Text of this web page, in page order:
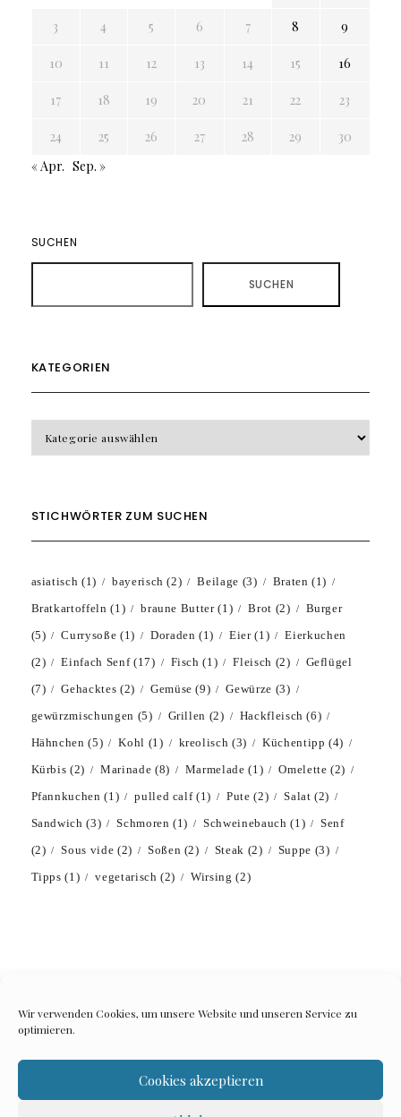
Wir verwenden Cookies, um unsere Website und unseren Service zu
optimieren.
Cookies akzeptieren
3 4 5 6 7 8 9
10 11 12 13 14 15 16
17 18 19 20 21 22 23
24 25 26 27 28 29
30
« Apr. Sep. »
SUCHEN
SUCHEN
KATEGORIEN
STICHWÖRTER ZUM SUCHEN
asiatisch (1) bayerisch (2) Beilage (3) Braten (1)
Bratkartoffeln (1) braune Butter(1) Brot (2)
Burger
(5)
Currysoße (1) Doraden (1) Eier(1)
Eierkuchen
(2)
Einfach Senf(17) Fisch (1) Fleisch (2)
Geflügel
(7)
Gehacktes (2) Gemüse (9) Gewürze (3)
gewürzmischungen (5) Grillen (2) Hackfleisch (6)
Hähnchen (5) Kohl (1) kreolisch (3) Küchentipp (4)
Kürbis (2) Marinade (8) Marmelade (1) Omelette (2)
Pfannkuchen (1) pulled calf(1) Pute (2) Salat (2)
Sandwich (3) Schmoren (1) Schweinebauch (1)
Senf
(2)
Sous vide (2) Soßen (2) Steak (2) Suppe (3)
Tipps (1) vegetarisch (2) Wirsing (2)
Impressum Datenschutzerklärung